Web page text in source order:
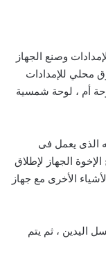
48 ساعة لجمع الإمدادات وصنع الجهاز
محلي للإمدادات
أم ، لوحة شمسية
الذى يعمل فى
الجهاز لإطلاق
الأخرى مع جهاز
غسل اليدين ، ثم يتم